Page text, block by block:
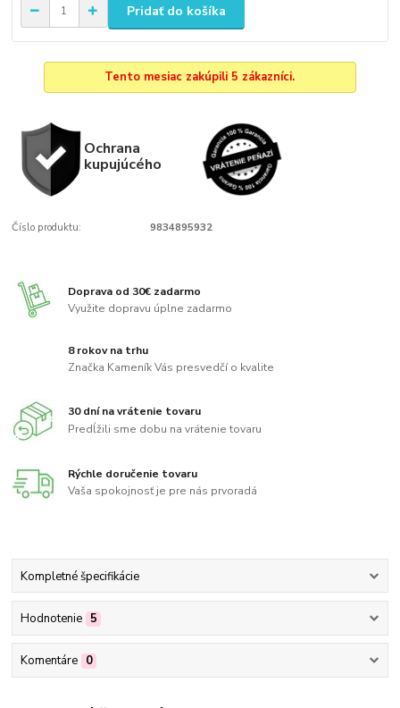
Pridať do košíka
Tento mesiac zakúpili 5 zákazníci.
Ochrana
kupujúcého
Číslo produktu: 9834895932
Doprava od 30€ zadarmo
Využite dopravu úplne zadarmo
8 rokov na trhu
Značka Kameník Vás presvedčí o kvalite
30 dní na vrátenie tovaru
Predĺžili sme dobu na vrátenie tovaru
Rýchle doručenie tovaru
Vaša spokojnosť je pre nás prvoradá
Kompletné špecifikácie
Hodnotenie 5
Komentáre 0